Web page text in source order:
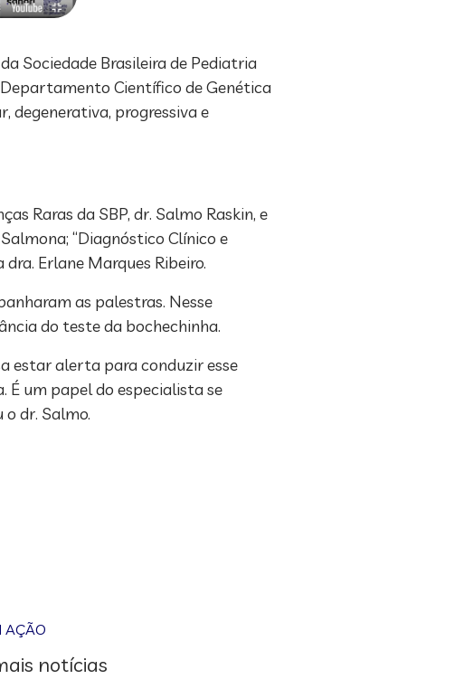
Sociedade Brasileira de Pediatria
Científico de Genética
degenerativa, progressiva e
Raras da SBP, dr. Salmo Raskin, e
“Diagnóstico Clínico e
Erlane Marques Ribeiro.
as palestras. Nesse
do teste da bochechinha.
estar alerta para conduzir esse
É um papel do especialista se
dr. Salmo.
AÇÃO
notícias